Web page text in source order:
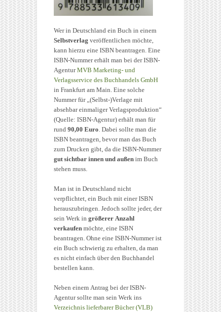
Wer in Deutschland ein Buch in einem
Selbstverlag veröffentlichen möchte,
kann hierzu eine ISBN beantragen. Eine
ISBN-Nummer erhält man bei der ISBN-
AgenturMVB Marketing- und
Verlagsservice des Buchhandels GmbH
in Frankfurt am Main. Eine solche
Nummer für „(Selbst-)Verlage mit
absehbar einmaliger Verlagsproduktion“
(Quelle: ISBN-Agentur) erhält man für
rund 90,00 Euro. Dabei sollte man die
ISBN beantragen, bevor man das Buch
zum Drucken gibt, da die ISBN-Nummer
gut sichtbar innen und außen im Buch
stehen muss.
Man ist in Deutschland nicht
verpflichtet, ein Buch mit einer ISBN
herauszubringen. Jedoch sollte jeder, der
sein Werk in größerer Anzahl
verkaufen möchte, eine ISBN
beantragen. Ohne eine ISBN-Nummer ist
ein Buch schwierig zu erhalten, da man
es nicht einfach über den Buchhandel
bestellen kann.
Neben einem Antrag bei der ISBN-
Agentur sollte man sein Werk ins
Verzeichnis lieferbarer Bücher (VLB)